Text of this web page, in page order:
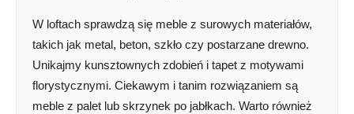
W loftach sprawdzą się meble z surowych materiałów,
takich jak metal, beton, szkło czy postarzane drewno.
Unikajmy kunsztownych zdobień i tapet z motywami
florystycznymi. Ciekawym i tanim rozwiązaniem są
meble z palet lub skrzynek po jabłkach. Warto również